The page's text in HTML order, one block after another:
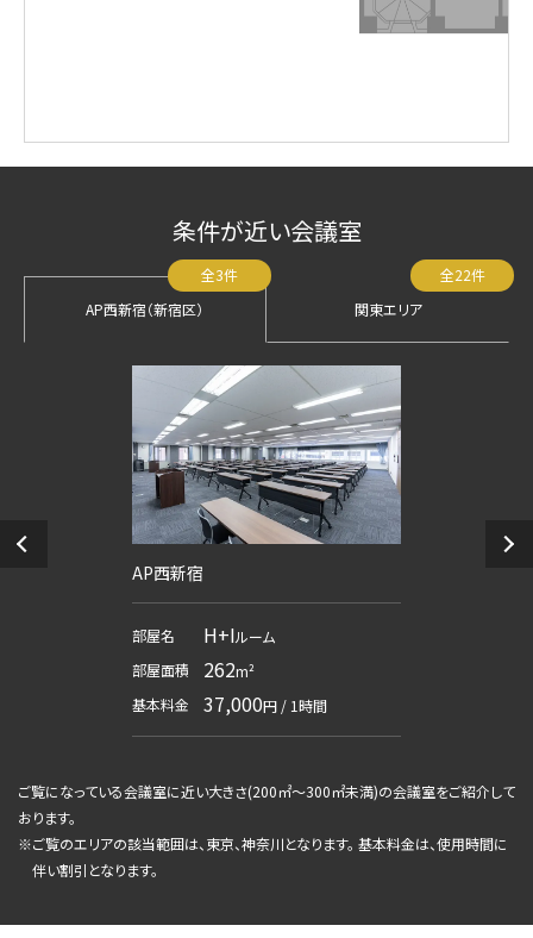
条件が近い会議室
AP西新宿（新宿区）
全3件
関東エリア
全22件
AP西新宿
部屋名 H+Iルーム
部屋面積
262m²
基本料金
37,000円 / 1時間
ご覧になっている会議室に近い大きさ(200㎡～300㎡未満)の会議室をご紹介して
おります。
※ご覧のエリアの該当範囲は、東京、神奈川となります。 基本料金は、使用時間に
伴い割引となります。